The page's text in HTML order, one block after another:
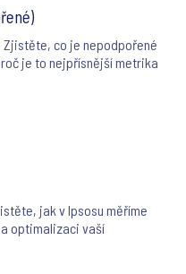
Zjistěte, co je nepodpořené
je to nejpřísnější metrika
jak v Ipsosu měříme
optimalizaci vaší